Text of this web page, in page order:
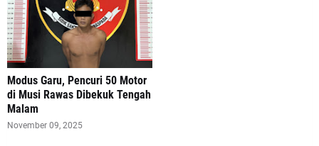
Modus Garu, Pencuri 50 Motor
di Musi Rawas Dibekuk Tengah
Malam
November 09, 2025